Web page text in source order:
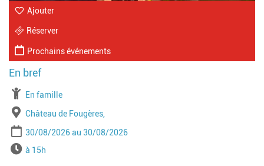
Ajouter
Réserver
Prochains événements
À partir de
En famille
Lieu
Château de Fougères,
Période
Date de début
30/08/2026 Date de fin
30/08/2026
Horaires
à 15h